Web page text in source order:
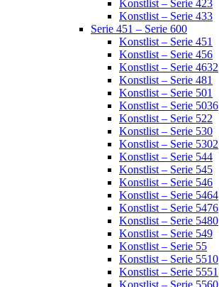
Konstlist – Serie 423
Konstlist – Serie 433
Serie 451 – Serie 600
Konstlist – Serie 451
Konstlist – Serie 456
Konstlist – Serie 4632
Konstlist – Serie 481
Konstlist – Serie 501
Konstlist – Serie 5036
Konstlist – Serie 522
Konstlist – Serie 530
Konstlist – Serie 5302
Konstlist – Serie 544
Konstlist – Serie 545
Konstlist – Serie 546
Konstlist – Serie 5464
Konstlist – Serie 5476
Konstlist – Serie 5480
Konstlist – Serie 549
Konstlist – Serie 55
Konstlist – Serie 5510
Konstlist – Serie 5551
Konstlist – Serie 5560